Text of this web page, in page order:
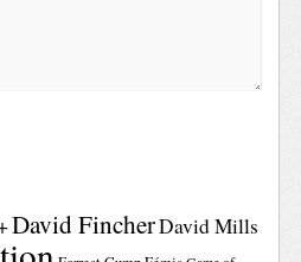
David FincherDavid Mills